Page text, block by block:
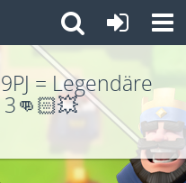
= Legendäre